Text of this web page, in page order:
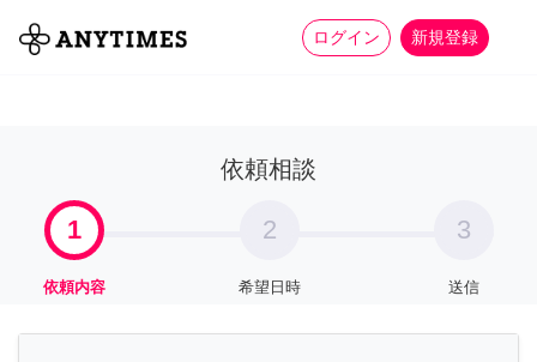
ログイン 新規登録
全て 家事 more_horiz
依頼相談
1
依頼内容
2
希望日時
3
送信